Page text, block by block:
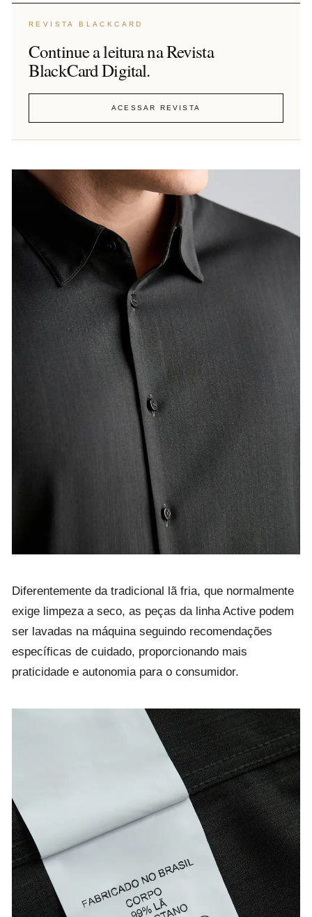
REVISTA BLACKCARD
Continue a leitura na Revista
BlackCard Digital.
ACESSAR REVISTA
Diferentemente da tradicional lã fria, que normalmente
exige limpeza a seco, as peças da linha Active podem
ser lavadas na máquina seguindo recomendações
específicas de cuidado, proporcionando mais
praticidade e autonomia para o consumidor.